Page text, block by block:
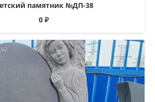
памятник №ДП-38
0 ₽